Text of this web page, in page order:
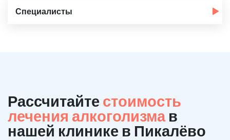
Специалисты
Рассчитайте стоимость
лечения алкоголизма в
нашей клинике в Пикалёво